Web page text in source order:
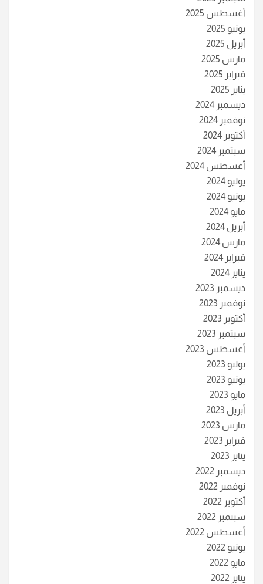
أغسطس 2025
يونيو 2025
أبريل 2025
مارس 2025
فبراير 2025
يناير 2025
ديسمبر 2024
نوفمبر 2024
أكتوبر 2024
سبتمبر 2024
أغسطس 2024
يوليو 2024
يونيو 2024
مايو 2024
أبريل 2024
مارس 2024
فبراير 2024
يناير 2024
ديسمبر 2023
نوفمبر 2023
أكتوبر 2023
سبتمبر 2023
أغسطس 2023
يوليو 2023
يونيو 2023
مايو 2023
أبريل 2023
مارس 2023
فبراير 2023
يناير 2023
ديسمبر 2022
نوفمبر 2022
أكتوبر 2022
سبتمبر 2022
أغسطس 2022
يونيو 2022
مايو 2022
يناير 2022